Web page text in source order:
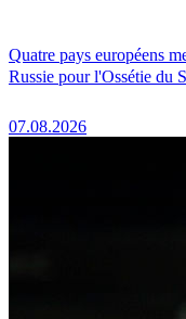
Quatre pays européens
Russie pour l'Ossétie du
07.08.2026